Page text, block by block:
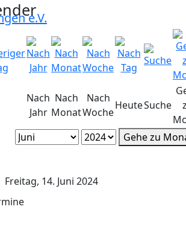
Nach
Jahr
Nach
Monat
Nach
Woche
HeuteSuche
Gehe zu
Freitag, 14. Juni 2024